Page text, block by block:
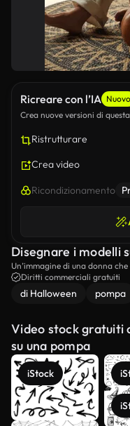
Ricreare con l’IA Nuovo
Crea nuove versioni di
Ristrutturare
Crea video
Ricondizionamento
Disegnare i modelli
Un’immagine di una donna
Diritti commerciali gratuiti
di Halloween pompa
Video stock gratuiti
su una pompa
iStock